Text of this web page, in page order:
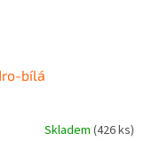
bílá
Skladem (426 ks)